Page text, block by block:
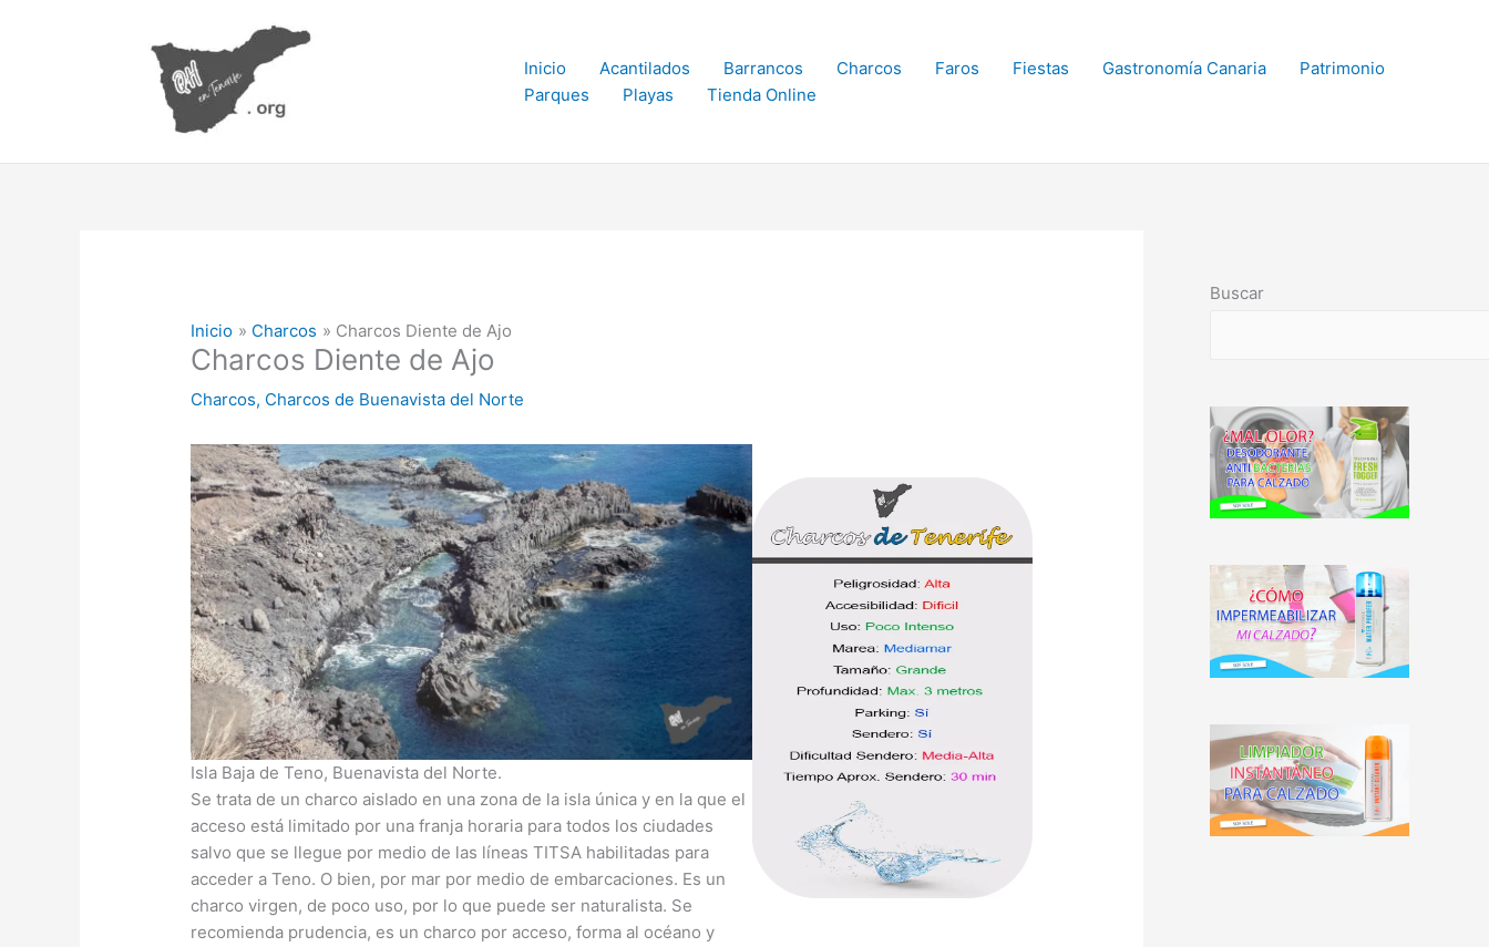
Inicio Acantilados Barrancos Charcos Faros Fiestas Gastronomía Canaria
Patrimonio
Parques
Playas Tienda Online
Inicio Charcos Charcos Diente de Ajo
Charcos Diente de Ajo
Charcos, Charcos de Buenavista del Norte
Isla Baja de Teno, Buenavista del Norte.
Se trata de un charco aislado en una zona de la isla única y en la que el
acceso está limitado por una franja horaria para todos los ciudades
salvo que se llegue por medio de las líneas TITSA habilitadas para
acceder a Teno. O bien, por mar por medio de embarcaciones. Es un
charco virgen, de poco uso, por lo que puede ser naturalista. Se
recomienda prudencia, es un charco por acceso, forma al océano y
Buscar